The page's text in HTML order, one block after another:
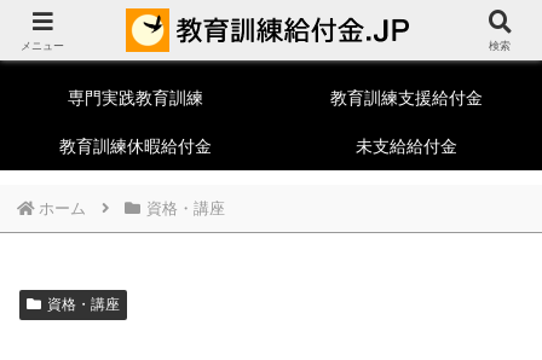
教育訓練給付制度総合ポータルサイト
一般教育訓練
専門実践教育訓練 教育訓練支援給付金
教育訓練休暇給付金 未支給給付金
ホーム 資格・講座
資格・講座
メニュー 検索